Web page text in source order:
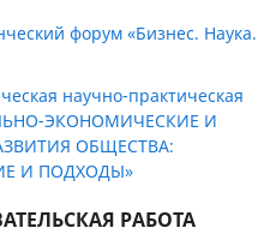
форум «Бизнес. Наука.
научно-практическая
ЭКОНОМИЧЕСКИЕ И
ОБЩЕСТВА:
И ПОДХОДЫ»
РАБОТА